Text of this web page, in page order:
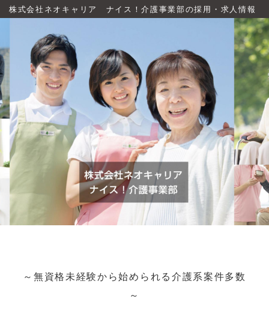
株式会社ネオキャリア ナイス！介護事業部の採用・求人情報
～無資格未経験から始められる介護系案件多数
～